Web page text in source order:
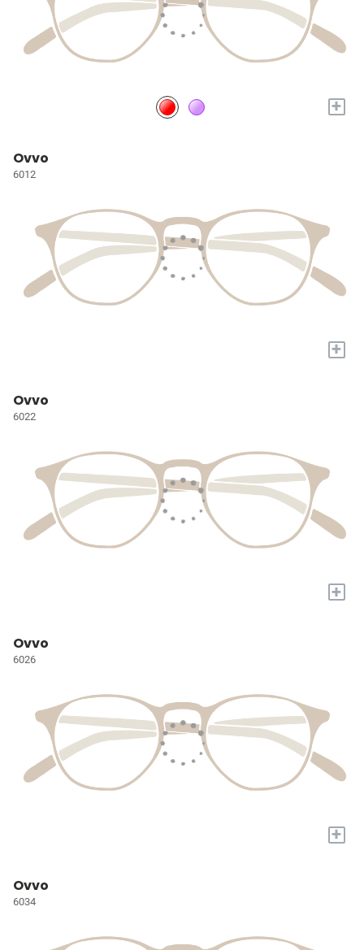
+
Ovvo
6012
+
Ovvo
6022
+
Ovvo
6026
+
Ovvo
6034